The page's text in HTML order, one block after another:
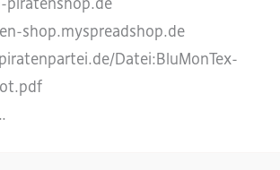
shop.myspreadshop.de
Datei:BluMonTex-